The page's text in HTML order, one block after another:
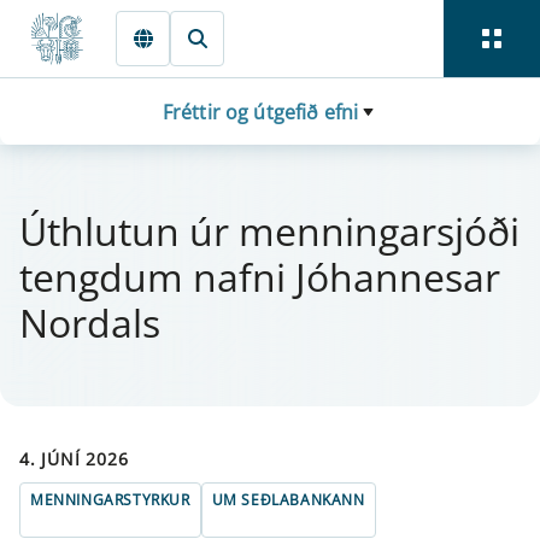
Fara beint í Meginmál
Fréttir og útgefið efni
Úthlut­un úr menn­ing­ar­sjóði
tengd­um nafni Jó­hanne­s­ar
Nor­dals
4. JÚNÍ 2026
MENNINGARSTYRKUR UM SEÐLABANKANN